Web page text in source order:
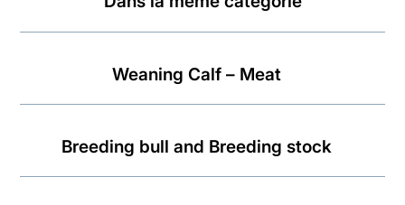
Weaning Calf – Meat
Breeding bull and Breeding stock